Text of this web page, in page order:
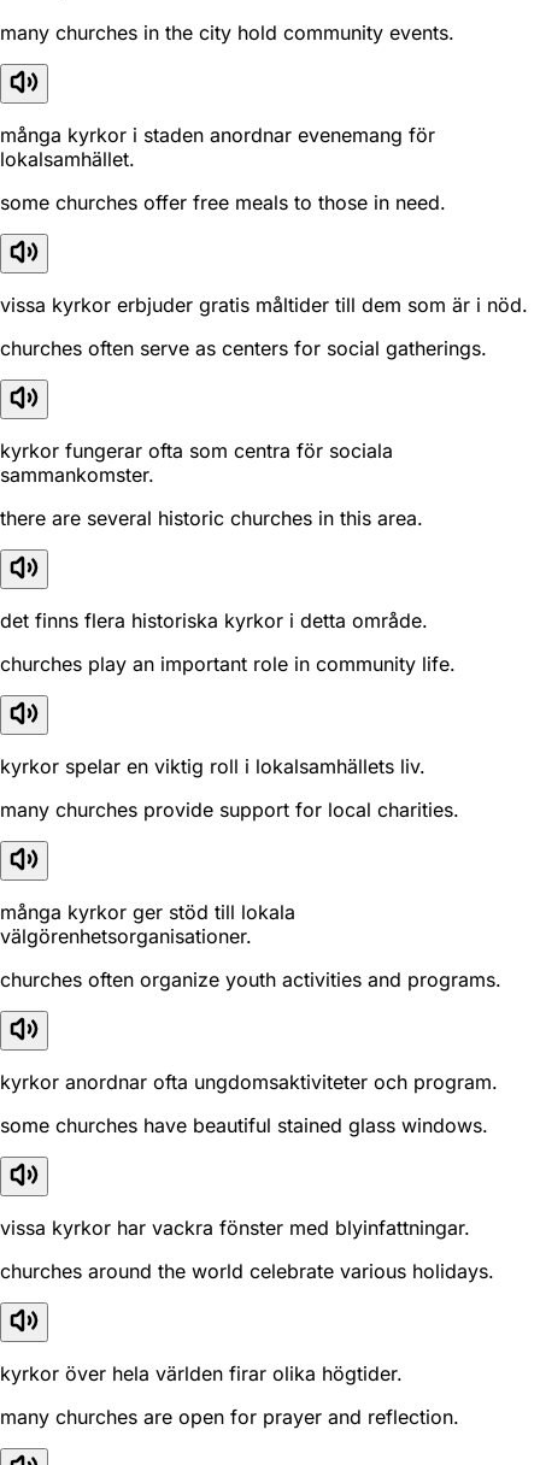
many churches in the city hold community events.
många kyrkor i staden anordnar evenemang för
lokalsamhället.
some churches offer free meals to those in need.
vissa kyrkor erbjuder gratis måltider till dem som är i nöd.
churches often serve as centers for social gatherings.
kyrkor fungerar ofta som centra för sociala
sammankomster.
there are several historic churches in this area.
det finns flera historiska kyrkor i detta område.
churches play an important role in community life.
kyrkor spelar en viktig roll i lokalsamhällets liv.
many churches provide support for local charities.
många kyrkor ger stöd till lokala
välgörenhetsorganisationer.
churches often organize youth activities and programs.
kyrkor anordnar ofta ungdomsaktiviteter och program.
some churches have beautiful stained glass windows.
vissa kyrkor har vackra fönster med blyinfattningar.
churches around the world celebrate various holidays.
kyrkor över hela världen firar olika högtider.
many churches are open for prayer and reflection.